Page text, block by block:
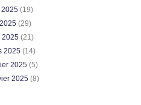
(19)
(29)
2025 (21)
2025 (14)
2025 (5)
2025 (8)